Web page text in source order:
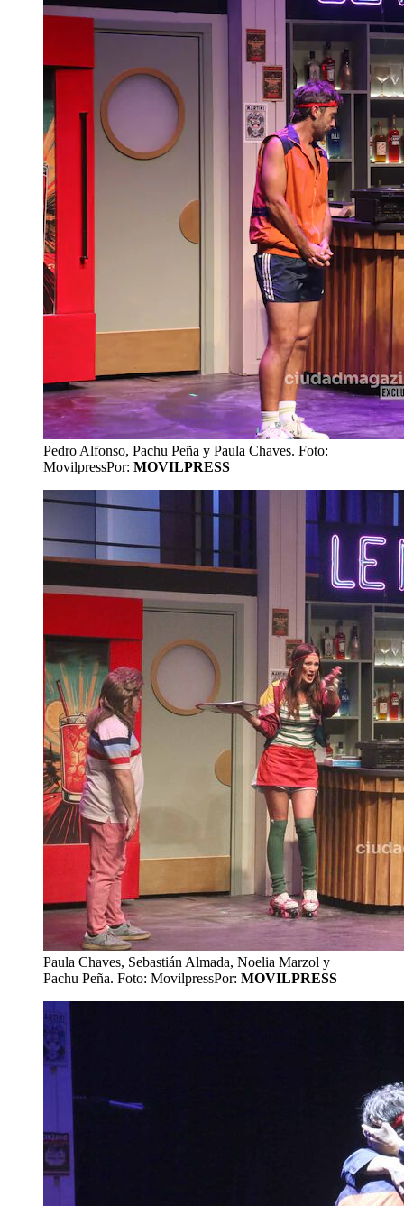
Pedro Alfonso, Pachu Peña y Paula Chaves. Foto:
MovilpressPor: MOVILPRESS
Paula Chaves, Sebastián Almada, Noelia Marzol y
Pachu Peña. Foto: MovilpressPor: MOVILPRESS